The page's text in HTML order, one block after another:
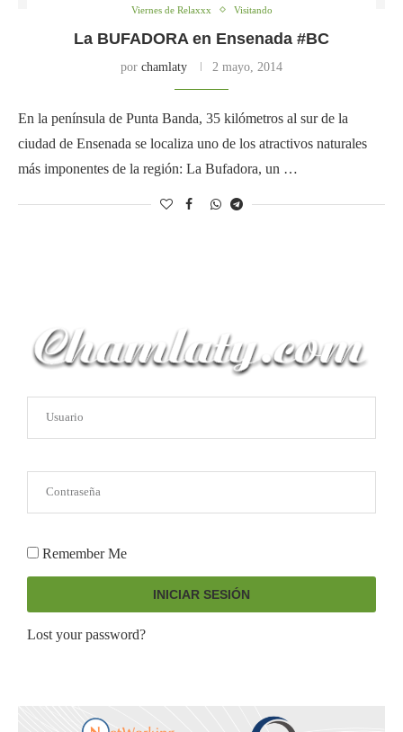
Viernes de Relaxxx Visitando
La BUFADORA en Ensenada #BC
por chamlaty 2 mayo, 2014
En la península de Punta Banda, 35 kilómetros al sur de la
ciudad de Ensenada se localiza uno de los atractivos naturales
más imponentes de la región: La Bufadora, un …
Remember Me
INICIAR SESIÓN
Lost your password?